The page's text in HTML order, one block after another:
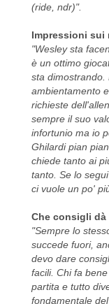
(ride, ndr)".
Impressioni
"Wesley sta
è un ottimo
sta dimostrando.
ambientamento
richieste
sempre il suo
infortunio ma io
Ghilardi pian
chiede tanto ai
tanto. Se lo
ci vuole un po'
Che consigli dà
"Sempre lo
succede fuori,
devo dare
facili. Chi fa
partita e tutto
fondamentale